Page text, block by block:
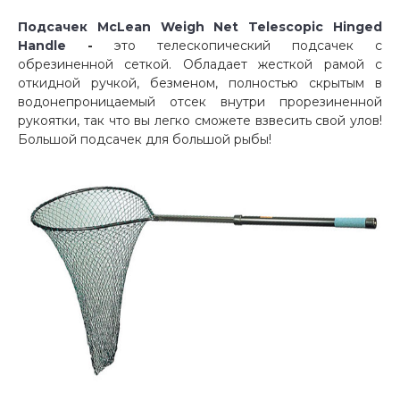
Подсачек McLean Weigh Net Telescopic Hinged
Handle - это телескопический подсачек с
обрезиненной сеткой. Обладает жесткой рамой с
откидной ручкой, безменом, полностью скрытым в
водонепроницаемый отсек внутри прорезиненной
рукоятки, так что вы легко сможете взвесить свой ​​улов!
Большой подсачек для большой рыбы!